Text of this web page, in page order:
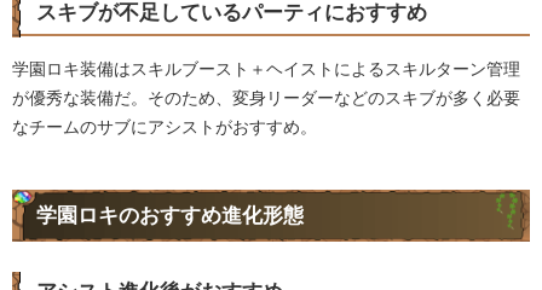
スキブが不足しているパーティにおすすめ
学園ロキ装備はスキルブースト＋ヘイストによるスキルターン管理
が優秀な装備だ。そのため、変身リーダーなどのスキブが多く必要
なチームのサブにアシストがおすすめ。
学園ロキのおすすめ進化形態